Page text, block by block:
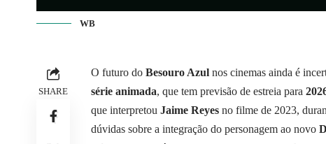
WB
SHARE
O futuro do Besouro Azul nos cinemas ainda é
série animada, que tem previsão de estreia para
que interpretou Jaime Reyes no filme de 2023,
dúvidas sobre a integração do personagem ao novo